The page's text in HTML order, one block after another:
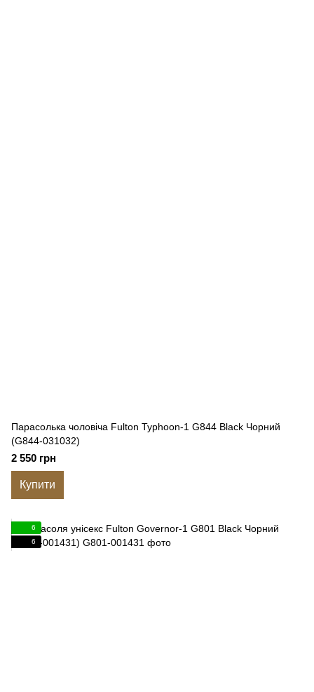
Парасолька чоловіча Fulton Typhoon-1 G844 Black Чорний
(G844-031032)
2 550 грн
Купити
6
6